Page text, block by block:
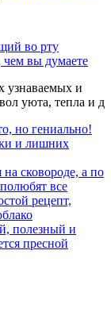
во рту
чем вы думаете
узнаваемых и
уюта, тепла и д
но гениально!
и лишних
сковороде, а по
все
рецепт,
полезный и
пресной